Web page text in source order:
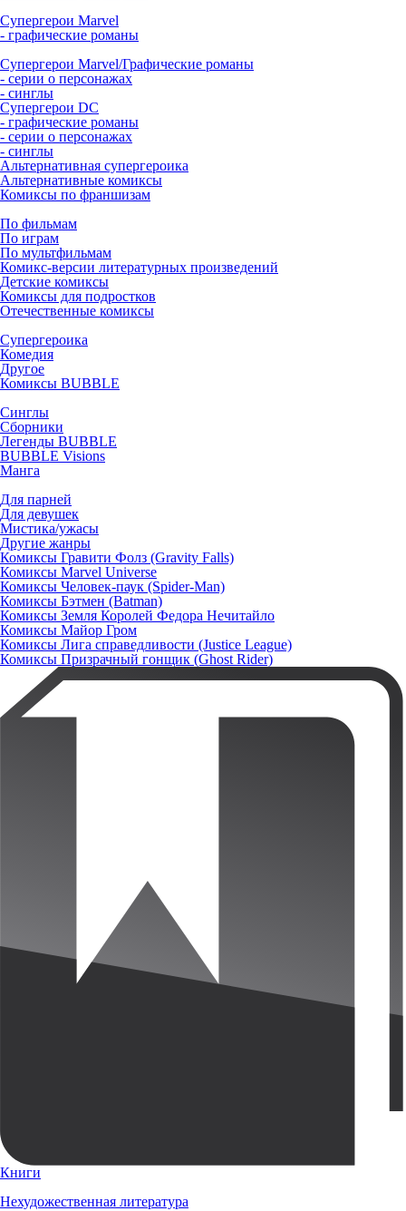
Супергерои Marvel
- графические романы
Супергерои Marvel/Графические романы
- серии о персонажах
- синглы
Супергерои DC
- графические романы
- серии о персонажах
- синглы
Альтернативная супергероика
Альтернативные комиксы
Комиксы по франшизам
По фильмам
По играм
По мультфильмам
Комикс-версии литературных произведений
Детские комиксы
Комиксы для подростков
Отечественные комиксы
Супергероика
Комедия
Другое
Комиксы BUBBLE
Синглы
Сборники
Легенды BUBBLE
BUBBLE Visions
Манга
Для парней
Для девушек
Мистика/ужасы
Другие жанры
Комиксы Гравити Фолз (Gravity Falls)
Комиксы Marvel Universe
Комиксы Человек-паук (Spider-Man)
Комиксы Бэтмен (Batman)
Комиксы Земля Королей Федора Нечитайло
Комиксы Майор Гром
Комиксы Лига справедливости (Justice League)
Комиксы Призрачный гонщик (Ghost Rider)
Книги
Нехудожественная литература